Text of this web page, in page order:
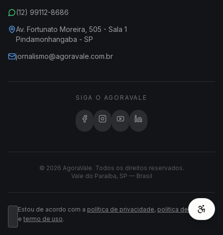
(12) 99112-8686
Av. Fortunato Moreira, 505 - Sala 1
Pindamonhangaba - SP
jornalismo@agoravale.com.br
SIGA O AGORAVALE
© 2026 AgoraVale. Todos os direitos reservados.
Vale do Paraíba, SP — Brasil
Estou de acordo com a política de privacidade, política de cookies
e termo de uso.